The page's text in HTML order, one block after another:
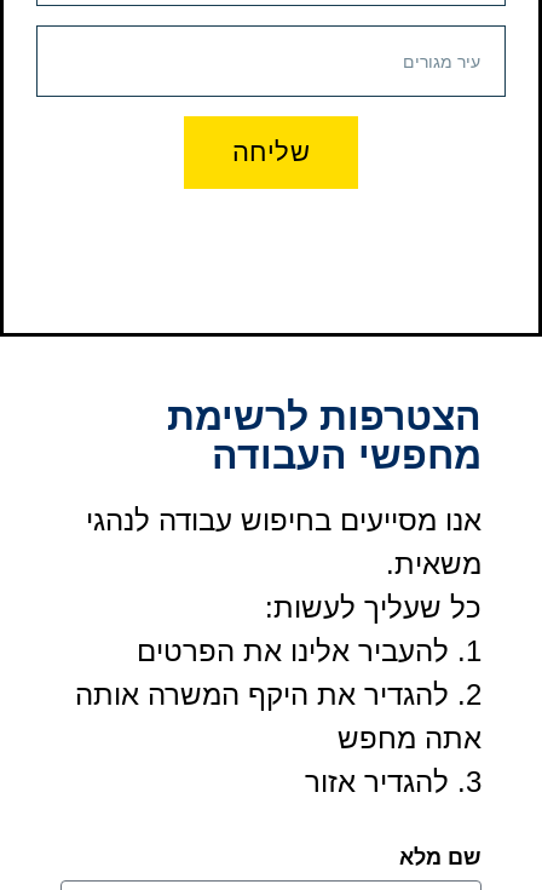
שליחה
הצטרפות לרשימת
מחפשי העבודה
אנו מסייעים בחיפוש עבודה לנהגי
משאית.
כל שעליך לעשות:
1. להעביר אלינו את הפרטים
2. להגדיר את היקף המשרה אותה
אתה מחפש
3. להגדיר אזור
שם מלא